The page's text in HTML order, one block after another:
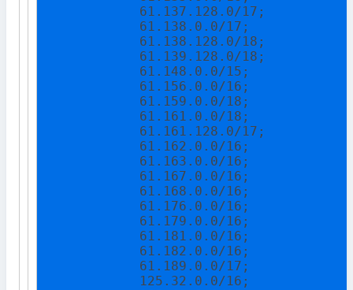
            61.137.128.0/17;
            61.138.0.0/17;
            61.138.128.0/18;
            61.139.128.0/18;
            61.148.0.0/15;
            61.156.0.0/16;
            61.159.0.0/18;
            61.161.0.0/18;
            61.161.128.0/17;
            61.162.0.0/16;
            61.163.0.0/16;
            61.167.0.0/16;
            61.168.0.0/16;
            61.176.0.0/16;
            61.179.0.0/16;
            61.181.0.0/16;
            61.182.0.0/16;
            61.189.0.0/17;
            125.32.0.0/16;